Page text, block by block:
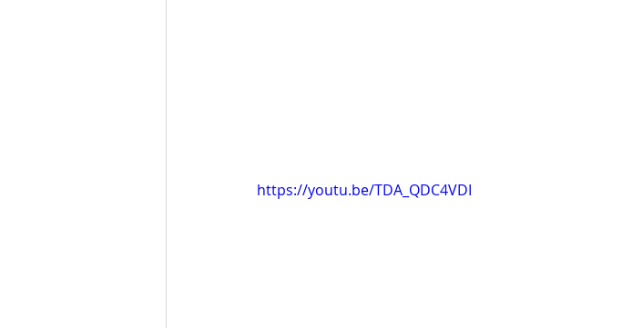
https://youtu.be/TDA_QDC4VDI